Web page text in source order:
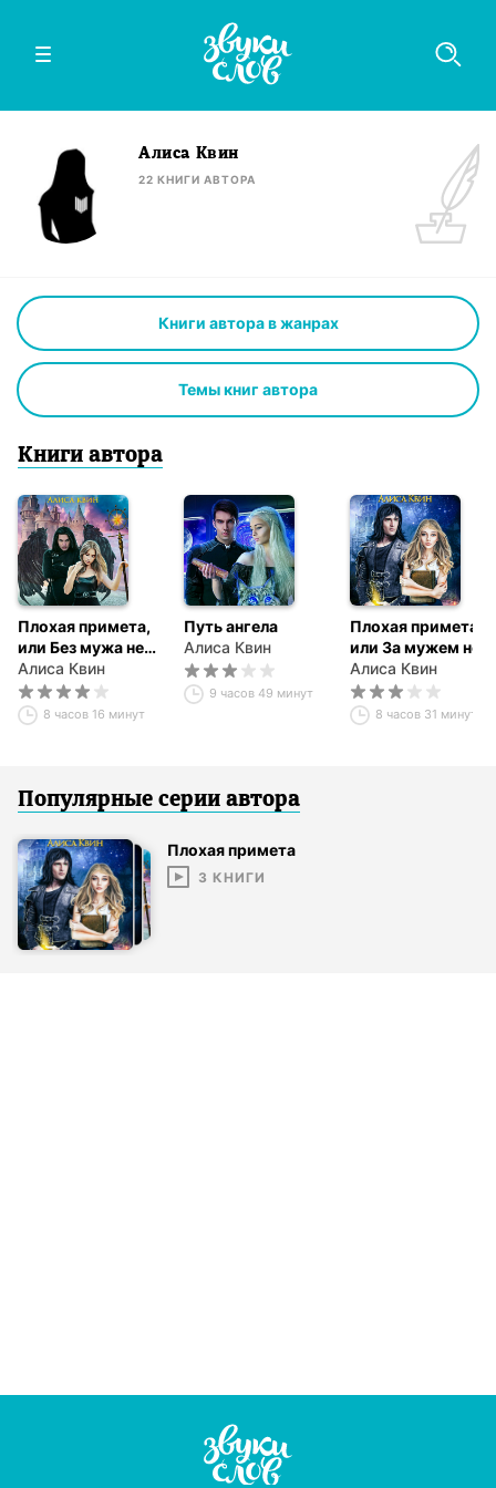
Алиса Квин
22 КНИГИ АВТОРА
Книги автора в жанрах
Темы книг автора
Книги автора
Плохая примета,
или Без мужа не
пропасть
Алиса Квин
8 часов 16 минут
Путь ангела
Алиса Квин
9 часов 49 минут
Плохая примета,
или За мужем не
пропасть
Алиса Квин
8 часов 31 минута
Популярные серии автора
Плохая примета
3 КНИГИ